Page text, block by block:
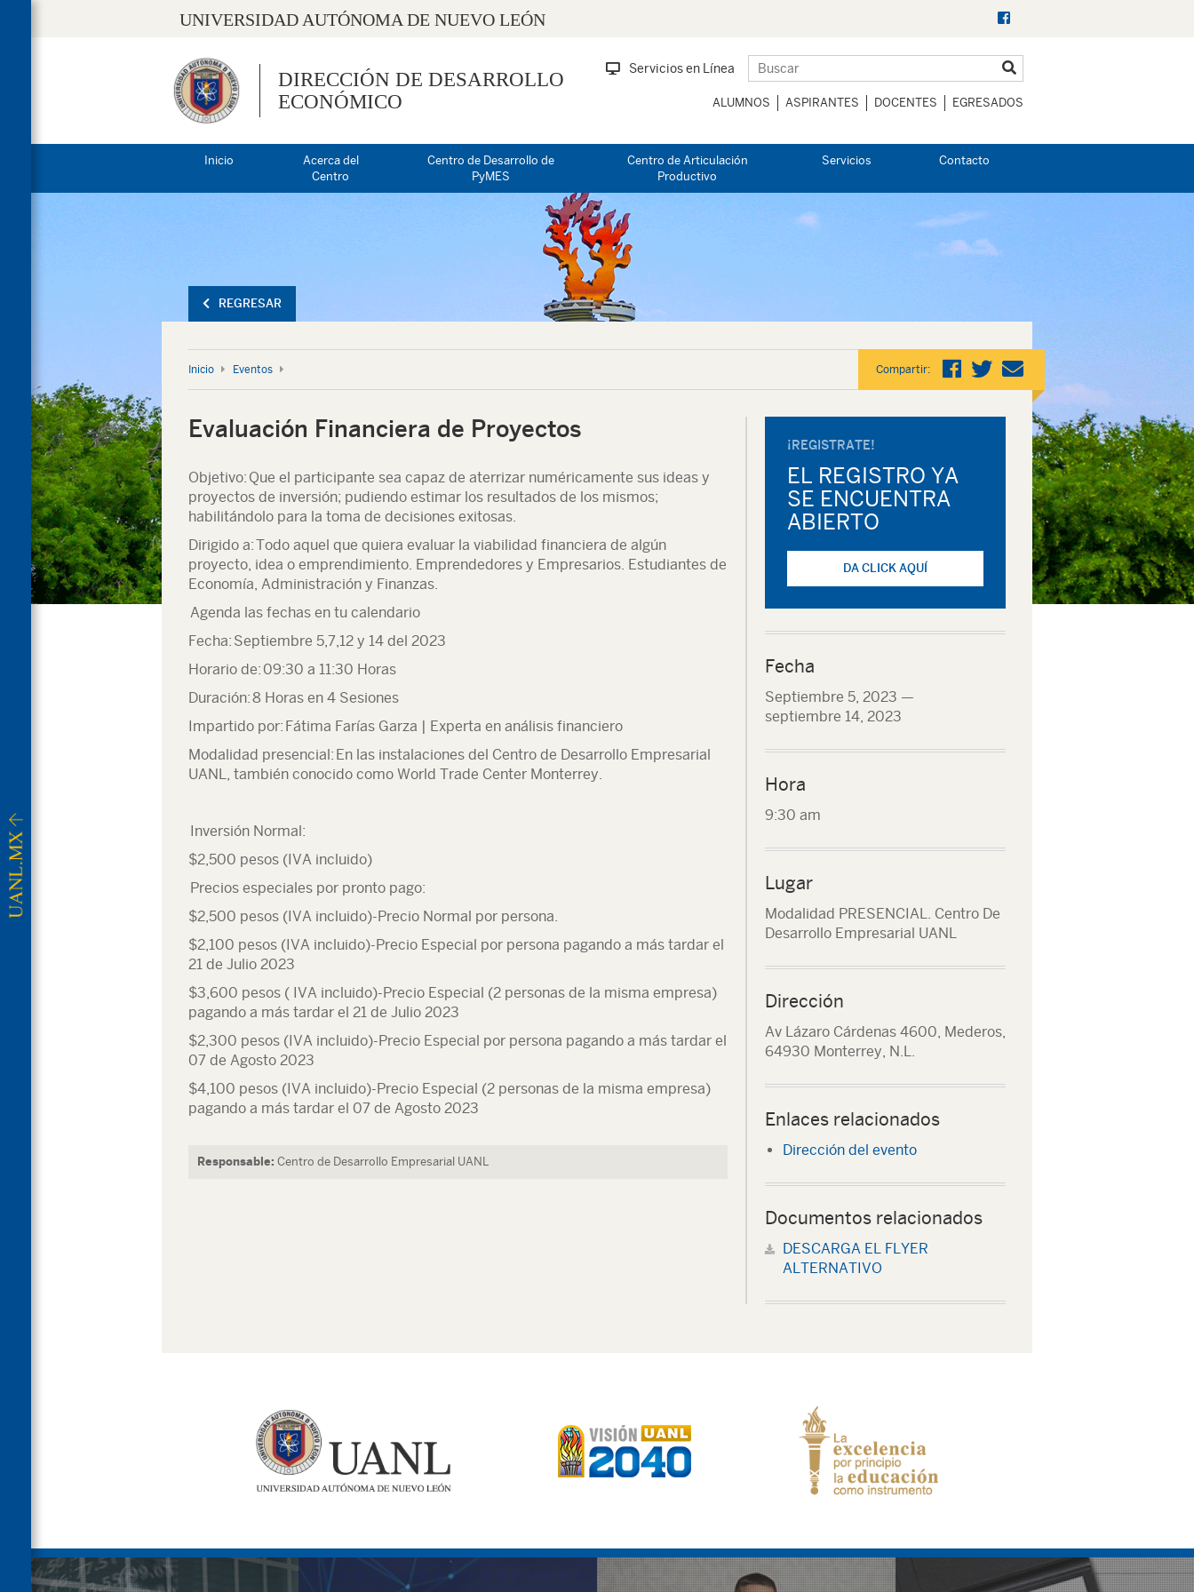
UNIVERSIDAD AUTÓNOMA DE NUEVO LEÓN
DIRECCIÓN DE DESARROLLO
ECONÓMICO
Servicios en Línea
ALUMNOS ASPIRANTES DOCENTES EGRESADOS
Inicio
Acerca del
Centro
Centro de Desarrollo de
PyMES
Centro de Articulación
Productivo
Servicios Contacto
REGRESAR
Inicio Eventos Compartir:
Evaluación Financiera de Proyectos
Objetivo: Que el participante sea capaz de aterrizar numéricamente sus ideas y
proyectos de inversión; pudiendo estimar los resultados de los mismos;
habilitándolo para la toma de decisiones exitosas.
Dirigido a:Todo aquel que quiera evaluar la viabilidad financiera de algún
proyecto, idea o emprendimiento. Emprendedores y Empresarios. Estudiantes de
Economía, Administración y Finanzas.
Agenda las fechas en tu calendario
Fecha: Septiembre 5,7,12 y 14 del 2023
Horario de: 09:30 a 11:30 Horas
Duración:8 Horas en 4 Sesiones
Impartido por: Fátima Farías Garza | Experta en análisis financiero
Modalidad presencial: En las instalaciones del Centro de Desarrollo Empresarial
UANL, también conocido como World Trade Center Monterrey.
Inversión Normal:
$2,500 pesos (IVA incluido)
Precios especiales por pronto pago:
$2,500 pesos (IVA incluido)-Precio Normal por persona.
$2,100 pesos (IVA incluido)-Precio Especial por persona pagando a más tardar el
21 de Julio 2023
$3,600 pesos ( IVA incluido)-Precio Especial (2 personas de la misma empresa)
pagando a más tardar el 21 de Julio 2023
$2,300 pesos (IVA incluido)-Precio Especial por persona pagando a más tardar el
07 de Agosto 2023
$4,100 pesos (IVA incluido)-Precio Especial (2 personas de la misma empresa)
pagando a más tardar el 07 de Agosto 2023
Responsable: Centro de Desarrollo Empresarial UANL
¡REGISTRATE!
EL REGISTRO YA
SE ENCUENTRA
ABIERTO
DA CLICK AQUÍ
Fecha
Septiembre 5, 2023 —
septiembre 14, 2023
Hora
9:30 am
Lugar
Modalidad PRESENCIAL. Centro De
Desarrollo Empresarial UANL
Dirección
Av Lázaro Cárdenas 4600, Mederos,
64930 Monterrey, N.L.
Enlaces relacionados
Dirección del evento
Documentos relacionados
DESCARGA EL FLYER
ALTERNATIVO